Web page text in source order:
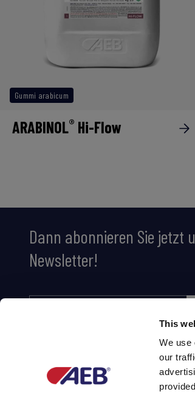
This
We use
our
Gummi arabicum
ARABINOL® Hi-Flow
Dann abonnieren Sie jetzt
Newsletter!